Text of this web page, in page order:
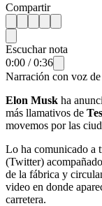
Compartir
Escuchar nota
0:00 /0:36
Narración con voz
Elon Musk ha
más llamativos de
movemos por las
Lo ha comunicado a
(Twitter)
de la fábrica y
video en donde
carretera.